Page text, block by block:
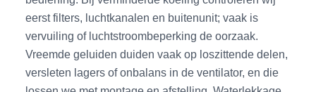
eerst filters, luchtkanalen en buitenunit; vaak is
vervuiling of luchtstroombeperking de oorzaak.
Vreemde geluiden duiden vaak op loszittende delen,
versleten lagers of onbalans in de ventilator, en die